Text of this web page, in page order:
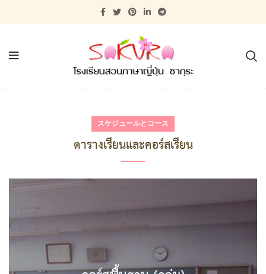
スケジュールとコース
ตารางเรียนและคอร์สเรียน